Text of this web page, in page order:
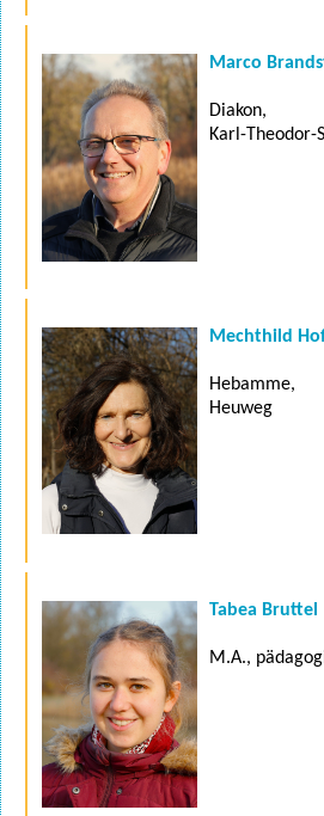
Marco
Diakon,
Karl-Theodor-
Mechthild
Hebamme,
Heuweg
Tabea Bruttel
M.A.,